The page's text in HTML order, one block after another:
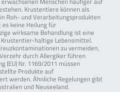
Krustentiere können als
Roh- und Verarbeitungsprodukten
keine Heilung für
wirksame Behandlung ist eine
haltige Lebensmittel.
zu vermeiden,
durch Allergiker führen
(EU) Nr. 1169/2011 müssen
Produkte auf
werden. Ähnliche Regelungen gibt
und Neuseeland.